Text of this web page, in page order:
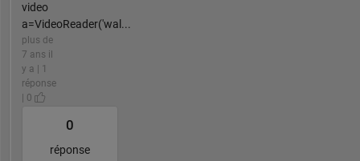
video
a=VideoReader('wal...
plus de
7 ans il
y a | 1
réponse
| 0
0
réponse